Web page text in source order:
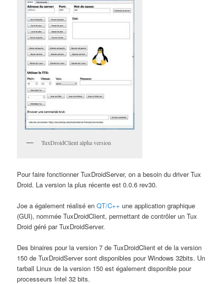
TuxDroidClient alpha version
Pour faire fonctionner TuxDroidServer, on a besoin du driver Tux
Droid. La version la plus récente est 0.0.6 rev30.
Joe a également réalisé enQT/C++ une application graphique
(GUI), nommée TuxDroidClient, permettant de contrôler un Tux
Droid géré par TuxDroidServer.
Des binaires pour la version 7 de TuxDroidClient et de la version
150 de TuxDroidServer sont disponibles pour Windows 32bits. Un
tarball Linux de la version 150 est également disponible pour
processeurs Intel 32 bits.